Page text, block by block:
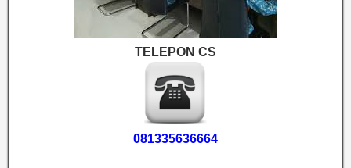
TELEPON CS
081335636664